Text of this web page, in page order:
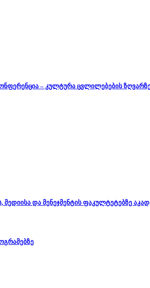
– კულტურა ცვლილებების
და მენეჯმენტის ფაკულტეტებზე